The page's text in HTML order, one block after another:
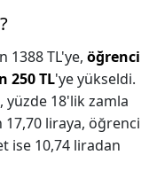
1388 TL'ye, öğrenci
250 TL'ye yükseldi.
yüzde 18'lik zamla
liraya, öğrenci
ise 10,74 liradan